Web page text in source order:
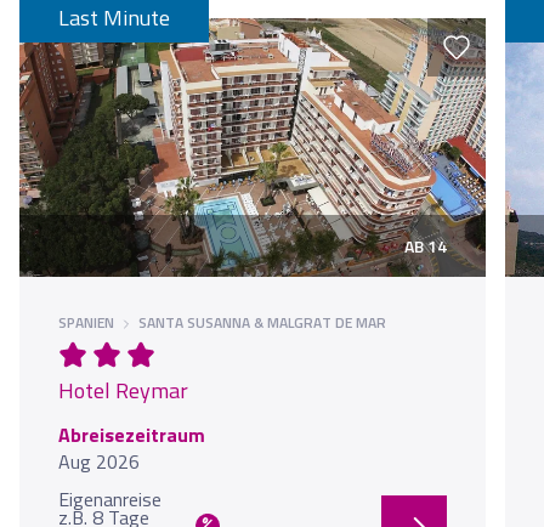
Last Minute
AB 14
SPANIEN SANTA SUSANNA & MALGRAT DE MAR
Hotel Reymar
Abreisezeitraum
Aug 2026
Eigenanreise
z.B. 8 Tage